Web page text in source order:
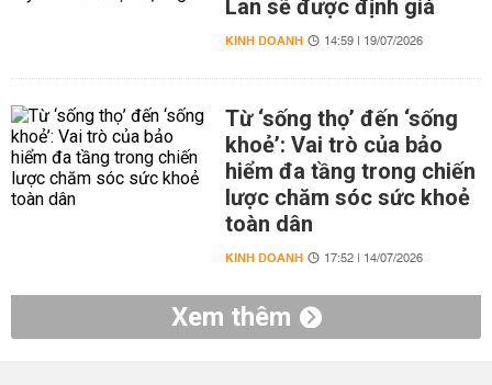
Lan sẽ được định giá
KINH DOANH 14:59 | 19/07/2026
Từ ‘sống thọ’ đến ‘sống
khoẻ’: Vai trò của bảo
hiểm đa tầng trong chiến
lược chăm sóc sức khoẻ
toàn dân
KINH DOANH 17:52 | 14/07/2026
Xem thêm